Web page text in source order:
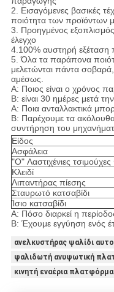
2. Εισαγόμενες βασικές
ποιότητα των προϊόντων
3. Προηγμένος εξοπλισμός
έλεγχο
4.100% αυστηρή εξέταση
5. Όλα τα παράπονα
μελετώνται πάντα σοβαρά,
αμέσως.
Α: Ποιος είναι ο χρόνος
Β: είναι 30 ημέρες μετά
Α: Ποια ανταλλακτικά
Β: Παρέχουμε τα
συντήρηση του
Είδος
Ασφάλεια
"O" Λαστιχένιες
Κλειδί
Λιπαντήρας πίεσης
Σταυρωτό κατσαβίδι
Ίσιο κατσαβίδι
Α: Πόσο διαρκεί η
Β: Έχουμε εγγύηση ενός
ανελκυστήρας ψαλίδι
ψαλιδωτή ανυψωτική
κινητή εναέρια πλατφόρμα